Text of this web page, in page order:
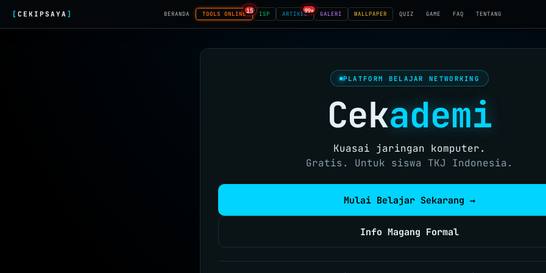
[ CEKIPSAYA ] BERANDA TOOLS ONLINE15 ISP ARTIKEL99+ GALERI WALLPAPER QUIZ GAME FAQ TENTANG
PLATFORM BELAJAR NETWORKING
Cekademi
Kuasai jaringan komputer.
Gratis. Untuk siswa TKJ Indonesia.
Mulai Belajar Sekarang →
Info Magang Formal